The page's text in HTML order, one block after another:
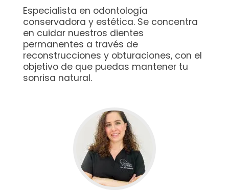
Especialista en odontología
conservadora y estética. Se concentra
en cuidar nuestros dientes
permanentes a través de
reconstrucciones y obturaciones, con el
objetivo de que puedas mantener tu
sonrisa natural.